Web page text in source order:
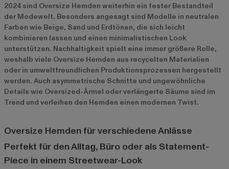
2024 sind Oversize Hemden weiterhin ein fester Bestandteil
der Modewelt. Besonders angesagt sind Modelle in neutralen
Farben wie Beige, Sand und Erdtönen, die sich leicht
kombinieren lassen und einen minimalistischen Look
unterstützen. Nachhaltigkeit spielt eine immer größere Rolle,
weshalb viele Oversize Hemden aus recycelten Materialien
oder in umweltfreundlichen Produktionsprozessen hergestellt
werden. Auch asymmetrische Schnitte und ungewöhnliche
Details wie Oversized-Ärmel oder verlängerte Säume sind im
Trend und verleihen den Hemden einen modernen Twist.
Oversize Hemden für verschiedene Anlässe
Perfekt für den Alltag, Büro oder als Statement-
Piece in einem Streetwear-Look